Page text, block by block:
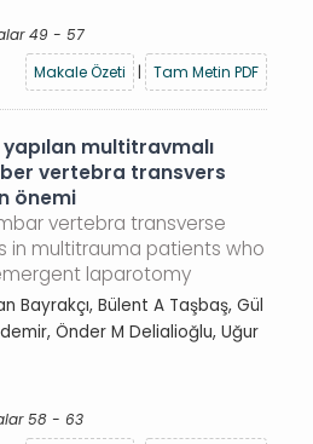
49 - 57
Makale Özeti
| Tam Metin PDF
multitravmalı
vertebra transvers
önemi
vertebra transverse
in multitrauma patients who
laparotomy
Bayrakçı, Bülent A Taşbaş, Gül
Önder M Delialioğlu, Uğur
58 - 63